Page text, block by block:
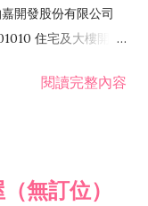
開發股份有限公司
住宅及大樓開發
產租賃業 I503010
閱讀完整內容
無訂位）